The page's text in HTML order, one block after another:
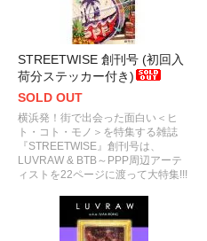
STREETWISE 創刊号 (初回入
荷分ステッカー付き)
SOLD OUT
横浜発！街で出会った面白い＜ヒ
ト・コト・モノ＞を特集する雑誌
『STREETWISE』創刊号は、
LUVRAW & BTB～PPP周辺アーテ
ィストを22ページに渡って大特集!!!